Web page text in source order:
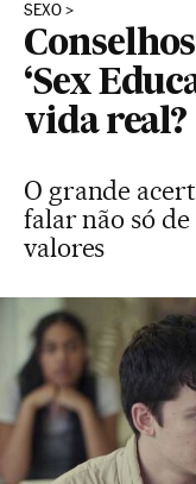
SEXO
‘Sex
vida real?
O grande
falar não só
valores